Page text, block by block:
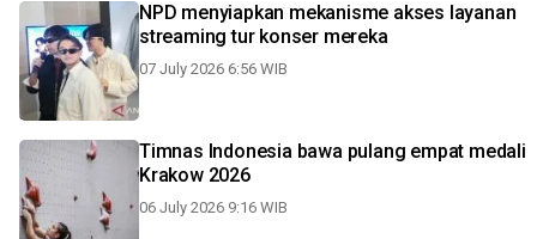
NPD menyiapkan mekanisme akses layanan
streaming tur konser mereka
07 July 2026 6:56 WIB
Timnas Indonesia bawa pulang empat medali
Krakow 2026
06 July 2026 9:16 WIB